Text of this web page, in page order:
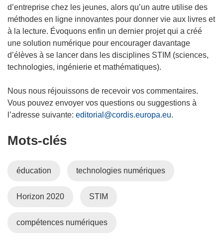
o
u
v
e
l
l
f
e
n
)
d’entreprise chez les jeunes, alors qu’un autre utilise des
méthodes en ligne innovantes pour donner vie aux livres et
à la lecture. Évoquons enfin un dernier projet qui a créé
une solution numérique pour encourager davantage
d’élèves à se lancer dans les disciplines STIM (sciences,
technologies, ingénierie et mathématiques).
Nous nous réjouissons de recevoir vos commentaires.
Vous pouvez envoyer vos questions ou suggestions à
l’adresse suivante: editorial@cordis.europa.eu.
Mots‑clés
éducation technologies numériques
Horizon 2020 STIM
compétences numériques